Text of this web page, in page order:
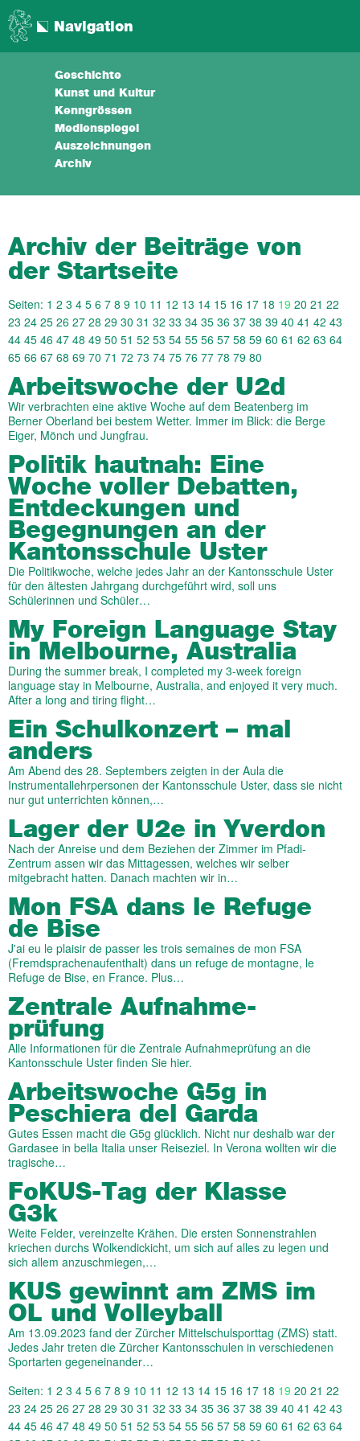
Navigation
Geschichte
Kunst und Kultur
Kenngrössen
Medienspiegel
Auszeichnungen
Archiv
Archiv der Beiträge von
der Startseite
Seiten: 1 2 3 4 5 6 7 8 9 10 11 12 13 14 15 16 17 18 19 20 21 22
23 24 25 26 27 28 29 30 31 32 33 34 35 36 37 38 39 40 41 42 43
44 45 46 47 48 49 50 51 52 53 54 55 56 57 58 59 60 61 62 63 64
65 66 67 68 69 70 71 72 73 74 75 76 77 78 79 80
Arbeitswoche der U2d
Wir verbrachten eine aktive Woche auf dem Beatenberg im
Berner Oberland bei bestem Wetter. Immer im Blick: die Berge
Eiger, Mönch und Jungfrau.
Politik hautnah: Eine
Woche voller Debatten,
Entdeckungen und
Begegnungen an der
Kantonsschule Uster
Die Politikwoche, welche jedes Jahr an der Kantonsschule Uster
für den ältesten Jahrgang durchgeführt wird, soll uns
Schülerinnen und Schüler…
My Foreign Language Stay
in Melbourne, Australia
During the summer break, I completed my 3-week foreign
language stay in Melbourne, Australia, and enjoyed it very much.
After a long and tiring flight…
Ein Schulkonzert – mal
anders
Am Abend des 28. Septembers zeigten in der Aula die
Instrumentallehrpersonen der Kantonsschule Uster, dass sie nicht
nur gut unterrichten können,…
Lager der U2e in Yverdon
Nach der Anreise und dem Beziehen der Zimmer im Pfadi-
Zentrum assen wir das Mittagessen, welches wir selber
mitgebracht hatten. Danach machten wir in…
Mon FSA dans le Refuge
de Bise
J'ai eu le plaisir de passer les trois semaines de mon FSA
(Fremdsprachenaufenthalt) dans un refuge de montagne, le
Refuge de Bise, en France. Plus…
Zentrale Aufnahme­­
prüfung
Alle Informationen für die Zentrale Aufnahmeprüfung an die
Kantonsschule Uster finden Sie hier.
Arbeitswoche G5g in
Peschiera del Garda
Gutes Essen macht die G5g glücklich. Nicht nur deshalb war der
Gardasee in bella Italia unser Reiseziel. In Verona wollten wir die
tragische…
FoKUS-Tag der Klasse
G3k
Weite Felder, vereinzelte Krähen. Die ersten Sonnenstrahlen
kriechen durchs Wolkendickicht, um sich auf alles zu legen und
sich allem anzuschmiegen,…
KUS gewinnt am ZMS im
OL und Volleyball
Am 13.09.2023 fand der Zürcher Mittelschulsporttag (ZMS) statt.
Jedes Jahr treten die Zürcher Kantonsschulen in verschiedenen
Sportarten gegeneinander…
Seiten: 1 2 3 4 5 6 7 8 9 10 11 12 13 14 15 16 17 18 19 20 21 22
23 24 25 26 27 28 29 30 31 32 33 34 35 36 37 38 39 40 41 42 43
44 45 46 47 48 49 50 51 52 53 54 55 56 57 58 59 60 61 62 63 64